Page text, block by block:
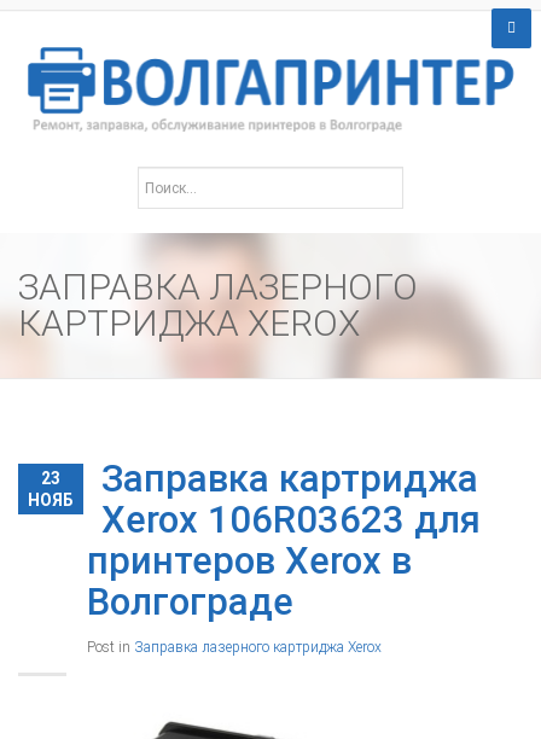
ЗАПРАВКА ЛАЗЕРНОГО
КАРТРИДЖА XEROX
23
НОЯБ
Заправка картриджа
Xerox 106R03623 для
принтеров Xerox в
Волгограде
Post in Заправка лазерного картриджа Xerox